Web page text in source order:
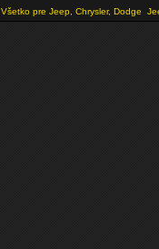
Všetko pre Jeep, Chrysler, Dodge